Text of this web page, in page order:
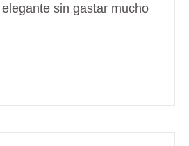
sin gastar mucho